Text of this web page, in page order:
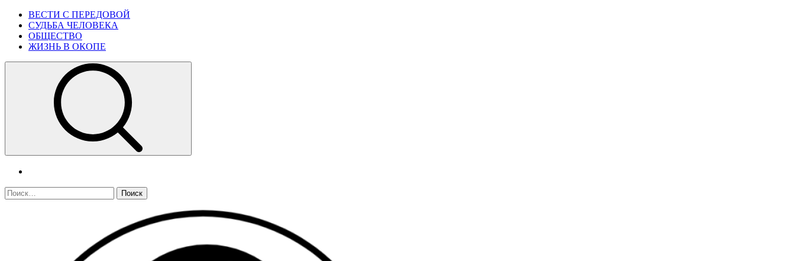
Skip
content
Primary
Menu
ВЕСТИ С ПЕРЕДОВОЙ
СУДЬБА ЧЕЛОВЕКА
ОБЩЕСТВО
ЖИЗНЬ В ОКОПЕ
Найти: